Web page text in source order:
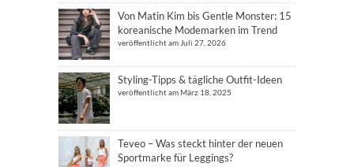
Von Matin Kim bis Gentle Monster: 15
koreanische Modemarken im Trend
veröffentlicht am Juli 27, 2026
Styling-Tipps & tägliche Outfit-Ideen
veröffentlicht am März 18, 2025
Teveo – Was steckt hinter der neuen
Sportmarke für Leggings?